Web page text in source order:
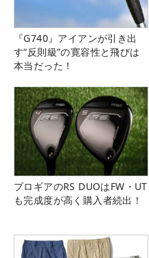
『G740』アイアンが引き出
す“反則級”の寛容性と飛びは
本当だった！
プロギアのRS DUOはFW・UT
も完成度が高く購入者続出！